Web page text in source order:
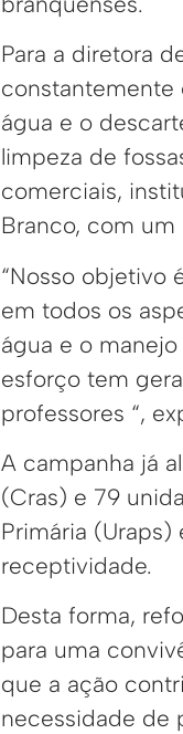
Para a diretora
constantemente
água e o
limpeza de
comerciais,
Branco, com
“Nosso objetivo
em todos os
água e o
esforço tem
professores “,
A campanha já
(Cras) e 79
Primária (Uraps)
receptividade.
Desta forma,
para uma
que a ação
necessidade de